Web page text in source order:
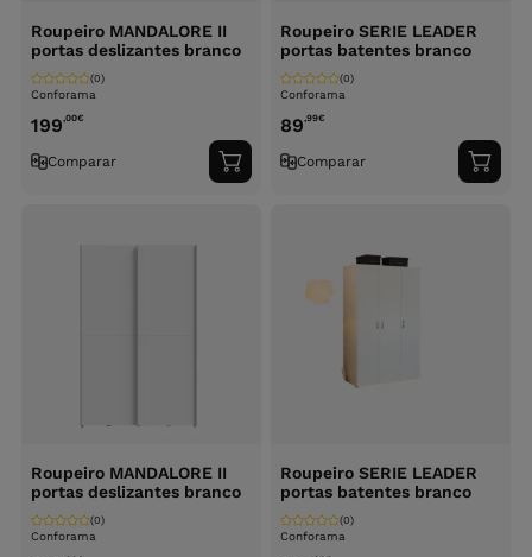
Roupeiro MANDALORE II
portas deslizantes branco
Conforama
(0)
199,00€
Comparar
Adicionar
ao
Roupeiro SERIE LEADER
portas batentes branco
Conforama
(0)
89,99€
Comparar
ao
Roupeiro MANDALORE II
portas deslizantes branco
Conforama
(0)
Roupeiro SERIE LEADER
portas batentes branco
Conforama
(0)